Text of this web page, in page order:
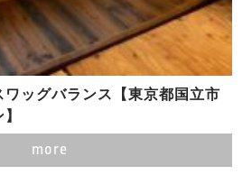
ッグバランス【東京都国立市
more